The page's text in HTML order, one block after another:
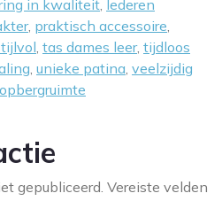
in kwaliteit, lederen
, praktisch accessoire,
, tas dames leer, tijdloos
, unieke patina, veelzijdig
gepubliceerd. Vereiste velden